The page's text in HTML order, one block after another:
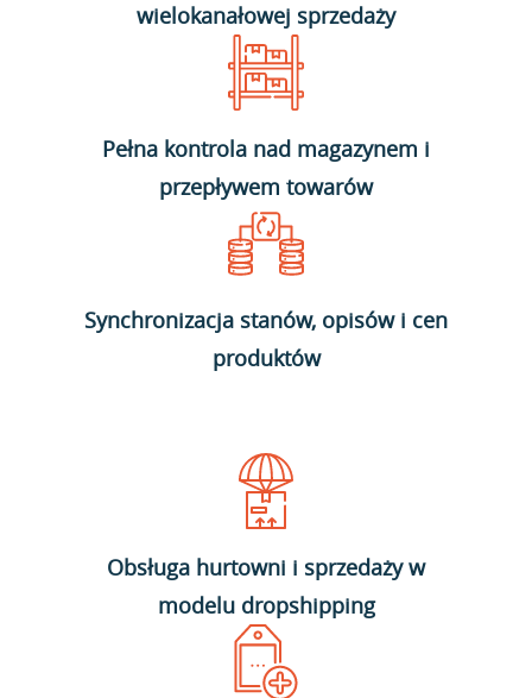
wielokanałowej sprzedaży
Pełna kontrola nad magazynem i
przepływem towarów
Synchronizacja stanów, opisów i cen
produktów
Obsługa hurtowni i sprzedaży w
modelu dropshipping